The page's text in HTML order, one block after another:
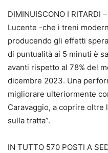
DIMINUISCONO I RITARDI
Lucente -che i treni
producendo gli effetti
di puntualità ai 5 minuti è
avanti rispetto al 78% del
dicembre 2023. Una
migliorare ulteriormente
Caravaggio, a coprire
sulla tratta”.
IN TUTTO 570 POSTI A